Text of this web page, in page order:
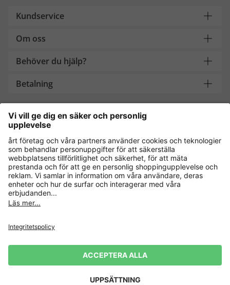
Kundservice
Om oss
Behöver du hjälp?
Betalning
Handla säkert med
Andra onlinebutiker
Sverige
Allmänna villkor Ångra köp
Cookie-inställningar